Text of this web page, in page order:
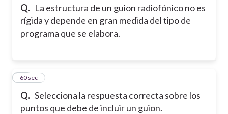
Q. La estructura de un guion radiofónico no es
rígida y depende en gran medida del tipo de
programa que se elabora.
Q. Selecciona la respuesta correcta sobre los
puntos que debe de incluir un guion.
10
60 sec